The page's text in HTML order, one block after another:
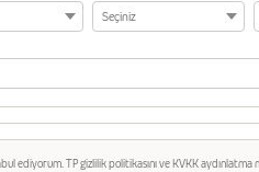
ediyorum. TP gizlilik politikasını ve KVKK aydınlatma